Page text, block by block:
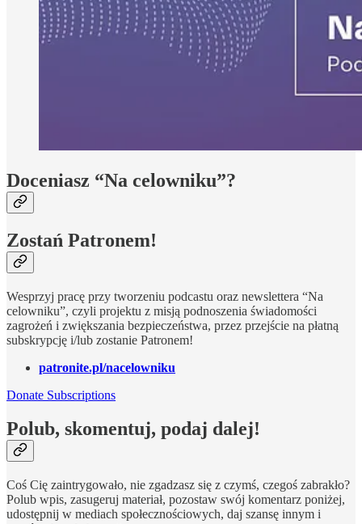
Doceniasz “Na celowniku”?
Zostań Patronem!
Wesprzyj pracę przy tworzeniu podcastu oraz newslettera “Na
celowniku”, czyli projektu z misją podnoszenia świadomości
zagrożeń i zwiększania bezpieczeństwa, przez przejście na płatną
subskrypcję i/lub zostanie Patronem!
patronite.pl/nacelowniku
Donate Subscriptions
Polub, skomentuj, podaj dalej!
Coś Cię zaintrygowało, nie zgadzasz się z czymś, czegoś zabrakło?
Polub wpis, zasugeruj materiał, pozostaw swój komentarz poniżej,
udostępnij w mediach społecznościowych, daj szansę innym i